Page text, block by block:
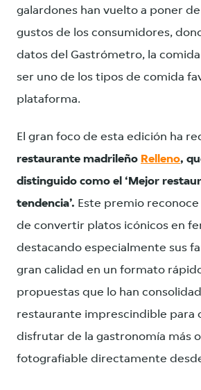
galardones han vuelto a poner
gustos de los consumidores,
datos del Gastrómetro, la
ser uno de los tipos de comida
plataforma.
El gran foco de esta edición ha
restaurante madrileño Relleno,
distinguido como el ‘Mejor
tendencia’. Este premio
de convertir platos icónicos en
destacando especialmente sus
gran calidad en un formato
propuestas que lo han
restaurante imprescindible para
disfrutar de la gastronomía más
fotografiable directamente